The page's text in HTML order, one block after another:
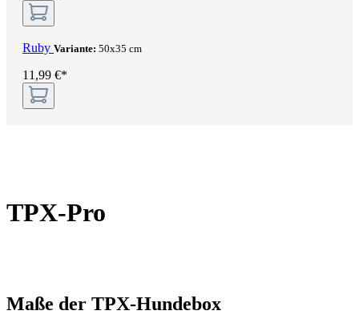
Ruby Variante: 50x35 cm
11,99 €*
TPX-Pro
Maße der TPX-Hundebox